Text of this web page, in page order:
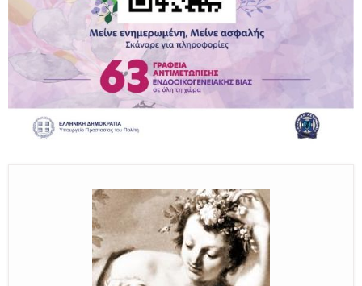
Το σπίτι της σκιάς -The house of
shadow